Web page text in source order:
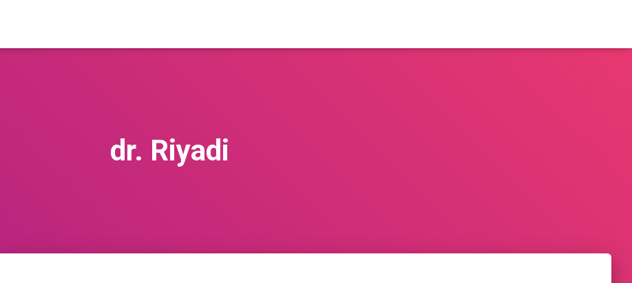
dr. Riyadi